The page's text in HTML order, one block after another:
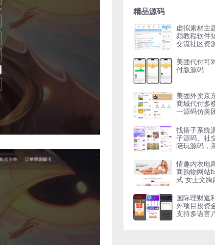
精品源码
虚拟素材主
频教程软件
交流社区资
插件
美团代付可
付版源码
美团外卖京
商城代付多
一源码仿美
付小程序
找搭子系统
子源码、社
陪玩源码，
情趣内衣电
商购物网站
式 女士文胸
站源码
国际理财返
外项目投资
支持多语言